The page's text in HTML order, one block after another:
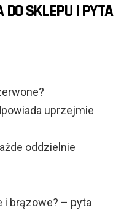
SKLEPU I PYTA
uprzejmie
oddzielnie
i brązowe? – pyta